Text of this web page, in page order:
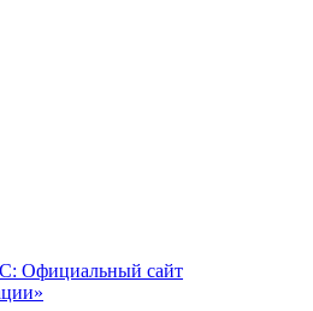
Официальный сайт